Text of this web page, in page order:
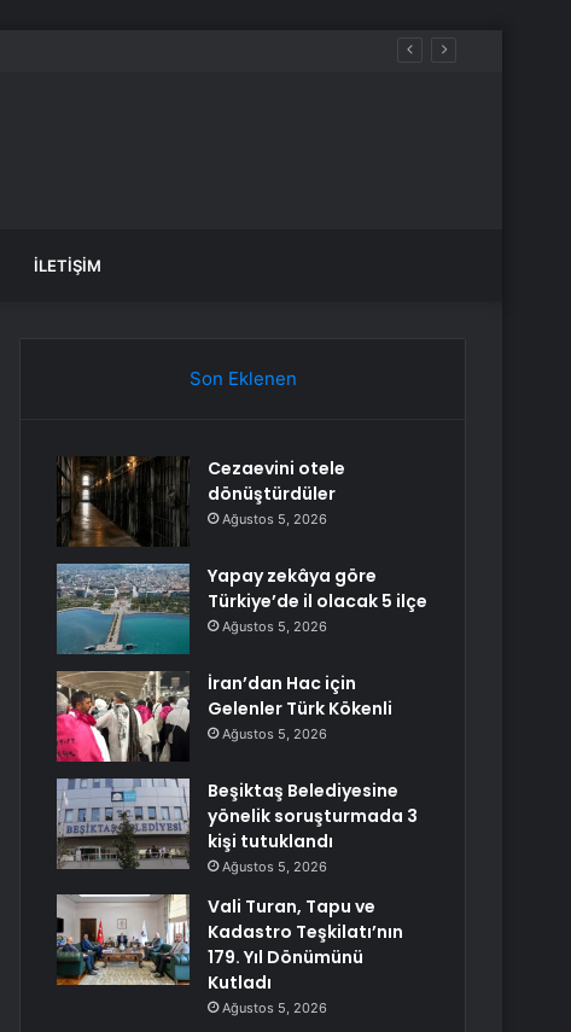
İLETIŞIM
Son Eklenen
Cezaevini otele
dönüştürdüler
Ağustos 5, 2026
Yapay zekâya göre
Türkiye’de il olacak 5 ilçe
Ağustos 5, 2026
İran’dan Hac için
Gelenler Türk Kökenli
Ağustos 5, 2026
Beşiktaş Belediyesine
yönelik soruşturmada 3
kişi tutuklandı
Ağustos 5, 2026
Vali Turan, Tapu ve
Kadastro Teşkilatı’nın
179. Yıl Dönümünü
Kutladı
Ağustos 5, 2026